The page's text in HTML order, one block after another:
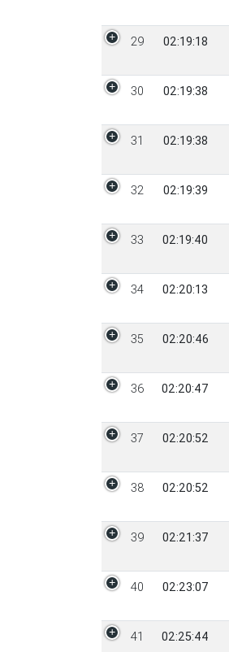
29 02:19:18
30 02:19:38
31 02:19:38
32 02:19:39
33 02:19:40
34 02:20:13
35 02:20:46
36 02:20:47
37 02:20:52
38 02:20:52
39 02:21:37
40 02:23:07
41 02:25:44